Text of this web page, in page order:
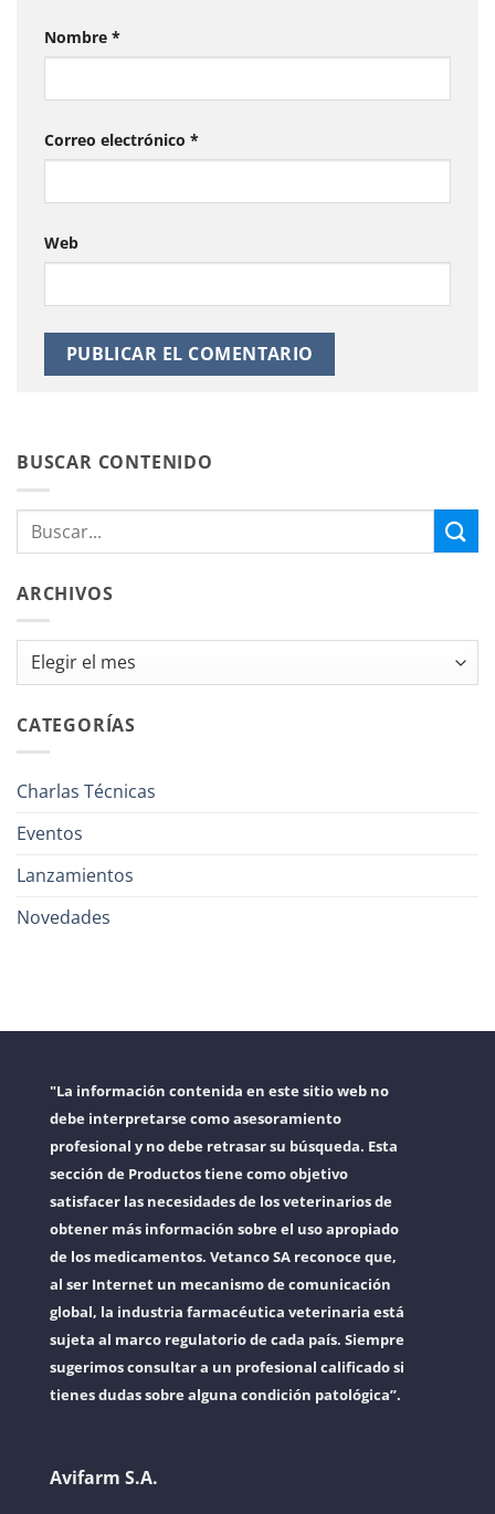
Nombre *
Correo electrónico *
Web
BUSCAR CONTENIDO
ARCHIVOS
Archivos
CATEGORÍAS
Charlas Técnicas
Eventos
Lanzamientos
Novedades
"La información contenida en este sitio web no
debe interpretarse como asesoramiento
profesional y no debe retrasar su búsqueda. Esta
sección de Productos tiene como objetivo
satisfacer las necesidades de los veterinarios de
obtener más información sobre el uso apropiado
de los medicamentos. Vetanco SA reconoce que,
al ser Internet un mecanismo de comunicación
global, la industria farmacéutica veterinaria está
sujeta al marco regulatorio de cada país. Siempre
sugerimos consultar a un profesional calificado si
tienes dudas sobre alguna condición patológica”.
Avifarm S.A.